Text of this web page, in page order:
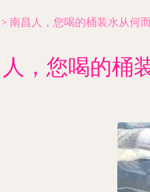
> 南昌人，您喝的桶装水从何
，您喝的桶